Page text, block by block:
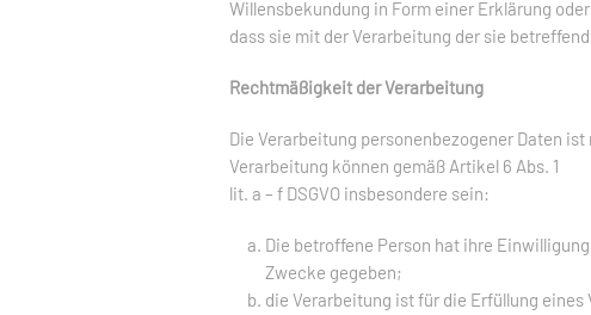
Willensbekundung in Form einer Erklärung
dass sie mit der Verarbeitung der sie
Rechtmäßigkeit der Verarbeitung
Die Verarbeitung personenbezogener Daten
Verarbeitung können gemäß Artikel 6 Abs. 1
lit. a – f DSGVO insbesondere sein:
Die betroffene Person hat ihre
Zwecke gegeben;
die Verarbeitung ist für die Erfüllung